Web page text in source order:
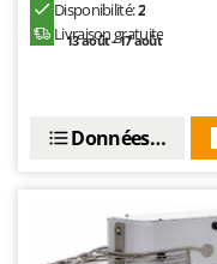
Disponibilité:2
Livraison gratuite
13 août - 17 août
Données